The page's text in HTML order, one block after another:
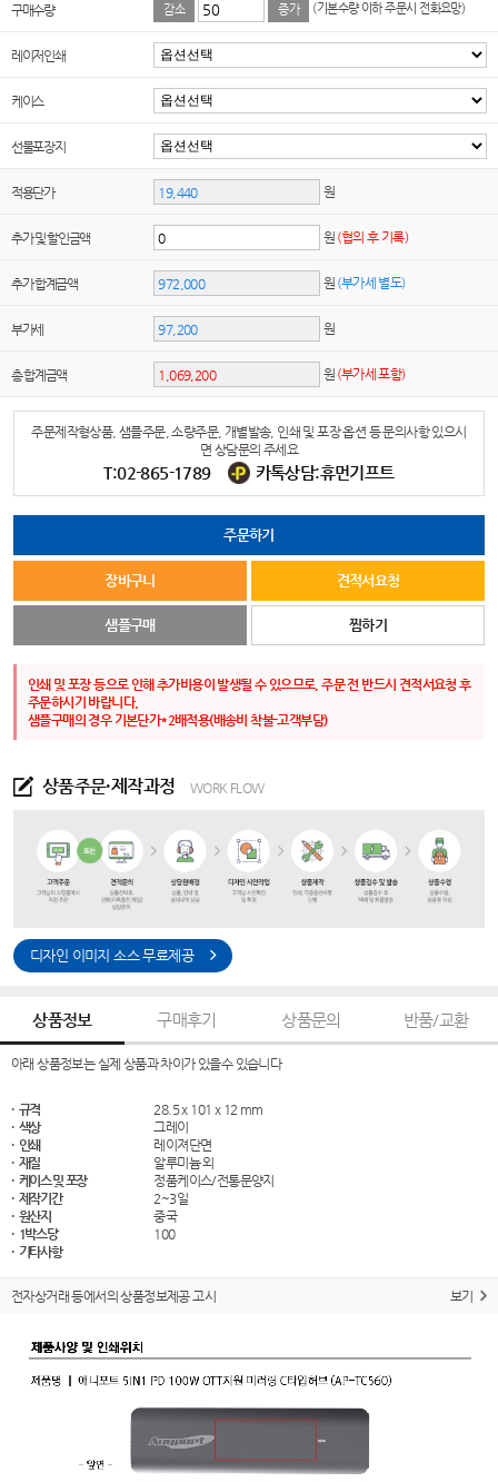
구매수량 감소 증가 (기본수량 이하 주문시 전화요망)
레이저인쇄
케이스
선물포장지
적용단가 원
추가 및 할인금액 원 (협의 후 기록)
추가 합계금액 원 (부가세 별도)
부가세 원
총 합계금액 원 (부가세 포함)
주문제작형상품, 샘플주문, 소량주문, 개별발송, 인쇄 및 포장 옵션 등 문의사항 있으시
면 상담문의 주세요
T:02-865-1789 카톡상담:휴먼기프트
주문하기
장바구니 견적서요청
샘플구매 찜하기
인쇄 및 포장 등으로 인해 추가비용이 발생될 수 있으므로, 주문 전 반드시 견적서요청 후
주문하시기 바랍니다.
샘플구매의 경우 기본단가*2배적용(배송비 착불-고객부담)
상품주문·제작과정 WORK FLOW
디자인 이미지 소스 무료제공
상품정보 구매후기 상품문의 반품/교환
아래 상품정보는 실제 상품과 차이가 있을수 있습니다
· 규격
28.5 x 101 x 12 mm
· 색상
그레이
· 인쇄
레이져단면
· 재질
알루미늄 외
· 케이스 및 포장
정품케이스/전통문양지
· 제작기간
2~3일
· 원산지
중국
· 1박스당
100
· 기타사항
전자상거래 등에서의 상품정보제공 고시 보기